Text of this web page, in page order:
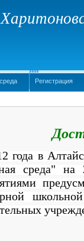
Регистрация
года в
среда" на